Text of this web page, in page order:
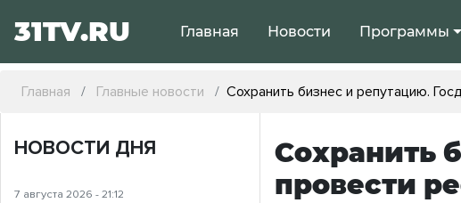
31TV.RU Главная Новости Программы
Главная Главные новости Сохранить бизнес и репутацию.
Сохранить
провести
НОВОСТИ ДНЯ
7 августа 2026 - 21:12